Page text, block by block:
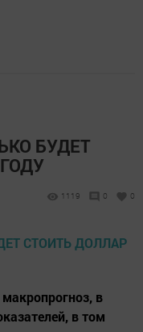
БУДЕТ
1119 0 0
в
в том